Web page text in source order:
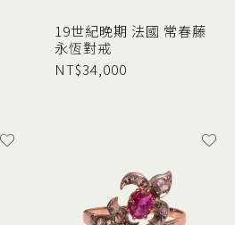
19世紀晚期 法國 常春藤
永恆對戒
NT$34,000